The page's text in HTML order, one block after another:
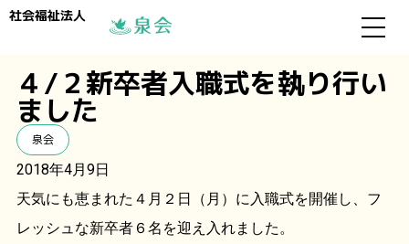
社会福祉法人
４/２新卒者入職式を執り行い
ました
泉会
2018年4月9日
天気にも恵まれた４月２日（月）に入職式を開催し、フ
レッシュな新卒者６名を迎え入れました。